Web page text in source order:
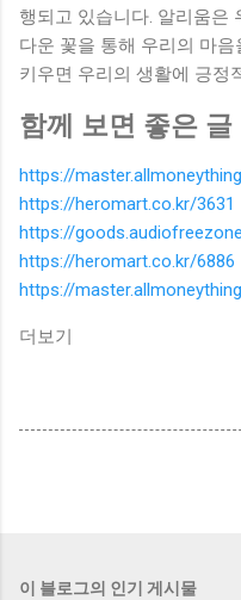
행되고 있습니다. 알리움은
다운 꽃을 통해 우리의 마
키우면 우리의 생활에 긍정
함께 보면 좋은 글
https://
https://heromart.co.kr/3631
https://
https://heromart.co.kr/6886
https://
더보기
이 블로그의 인기 게시물